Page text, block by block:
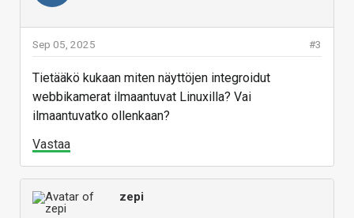
#3
Sep 05, 2025
Tietääkö kukaan miten näyttöjen integroidut
webbikamerat ilmaantuvat Linuxilla? Vai
ilmaantuvatko ollenkaan?
Vastaa
zepi